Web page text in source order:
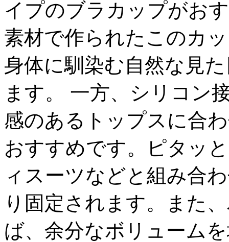
イプのブラカップがお
素材で作られたこのカ
身体に馴染む自然な見
ます。 一方、シリコン
感のあるトップスに合
おすすめです。ピタッ
ィスーツなどと組み合
り固定されます。また
ば、余分なボリューム